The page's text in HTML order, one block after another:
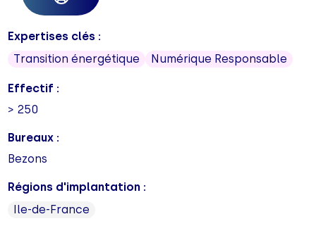
Expertises clés :
Transition énergétique
Numérique Responsable
Effectif :
> 250
Bureaux :
Bezons
Régions d'implantation :
Ile-de-France